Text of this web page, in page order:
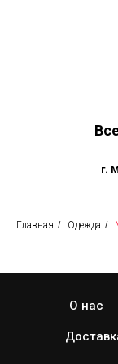
г.
Главная / Одежда /
О нас